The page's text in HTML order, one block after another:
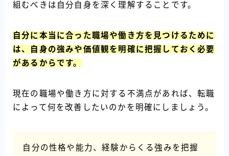
組むべきは自分自身を深く理解することです。
自分に本当に合った職場や働き方を見つけるために
は、自身の強みや価値観を明確に把握しておく必要
があるからです。
現在の職場や働き方に対する不満点があれば、転職
によって何を改善したいのかを明確にしましょう。
自分の性格や能力、経験からくる強みを把握